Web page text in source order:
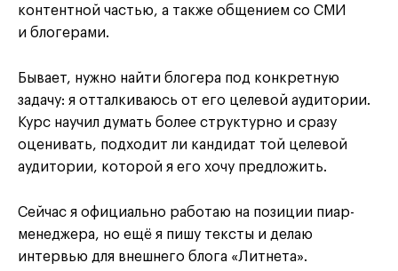
контентной частью, а также общением со СМИ
и блогерами.
Бывает, нужно найти блогера под конкретную
задачу: я отталкиваюсь от его целевой аудитории.
Курс научил думать более структурно и сразу
оценивать, подходит ли кандидат той целевой
аудитории, которой я его хочу предложить.
Сейчас я официально работаю на позиции пиар-
менеджера, но ещё я пишу тексты и делаю
интервью для внешнего блога «Литнета».